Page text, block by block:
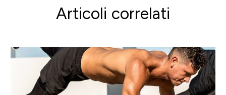
Articoli correlati